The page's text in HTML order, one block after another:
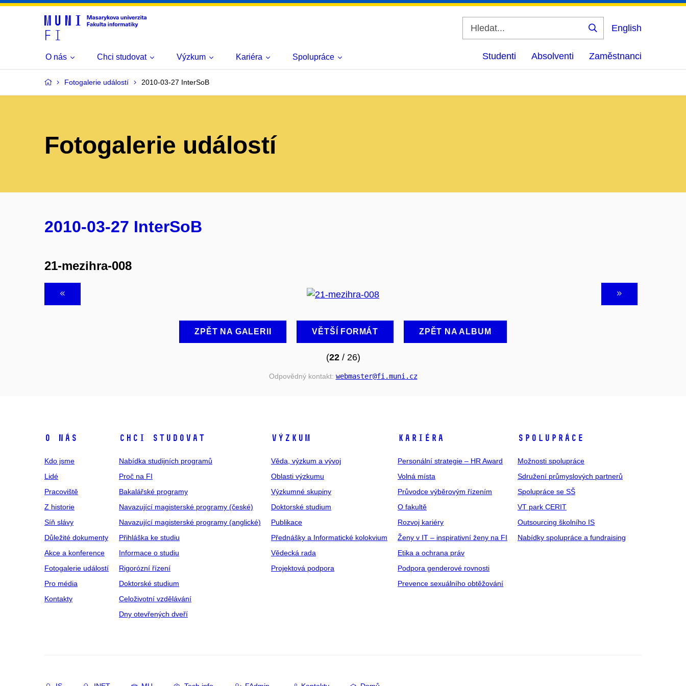
Vyhledat
English
O nás Chci studovat Výzkum Kariéra Spolupráce Studenti Absolventi Zaměstnanci
Fotogalerie událostí 2010-03-27 InterSoB
Fotogalerie událostí
2010-03-27 InterSoB
21-mezihra-008
ZPĚT NA GALERII VĚTŠÍ FORMÁT ZPĚT NA ALBUM
(22/ 26)
Odpovědný kontakt: webmaster@fi .muni .cz
O NÁS
Kdo jsme
Lidé
Pracoviště
Z historie
Síň slávy
Důležité dokumenty
Akce a konference
Fotogalerie událostí
Pro média
Kontakty
CHCI STUDOVAT
Nabídka studijních programů
Proč na FI
Bakalářské programy
Navazující magisterské programy (české)
Navazující magisterské programy (anglické)
Přihláška ke studiu
Informace o studiu
Rigorózní řízení
Doktorské studium
Celoživotní vzdělávání
Dny otevřených dveří
VÝZKUM
Věda, výzkum a vývoj
Oblasti výzkumu
Výzkumné skupiny
Doktorské studium
Publikace
Přednášky a Informatické kolokvium
Vědecká rada
Projektová podpora
KARIÉRA
Personální strategie – HR Award
Volná místa
Průvodce výběrovým řízením
O fakultě
Rozvoj kariéry
Ženy v IT – inspirativní ženy na FI
Etika a ochrana práv
Podpora genderové rovnosti
Prevence sexuálního obtěžování
SPOLUPRÁCE
Možnosti spolupráce
Sdružení průmyslových partnerů
Spolupráce se SŠ
VT park CERIT
Outsourcing školního IS
Nabídky spolupráce a fundraising